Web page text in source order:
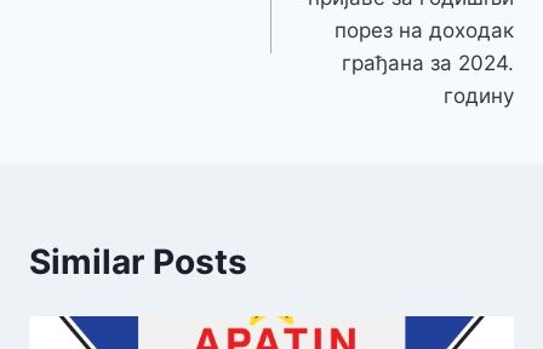
порез на доходак
грађана за 2024.
годину
Similar Posts